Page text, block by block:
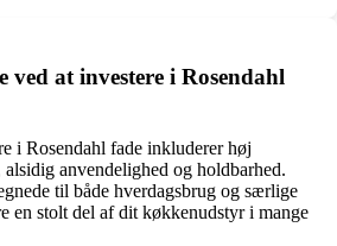
ved at investere i Rosendahl
i Rosendahl fade inkluderer høj
anvendelighed og holdbarhed.
til både hverdagsbrug og særlige
en stolt del af dit køkkenudstyr i mange